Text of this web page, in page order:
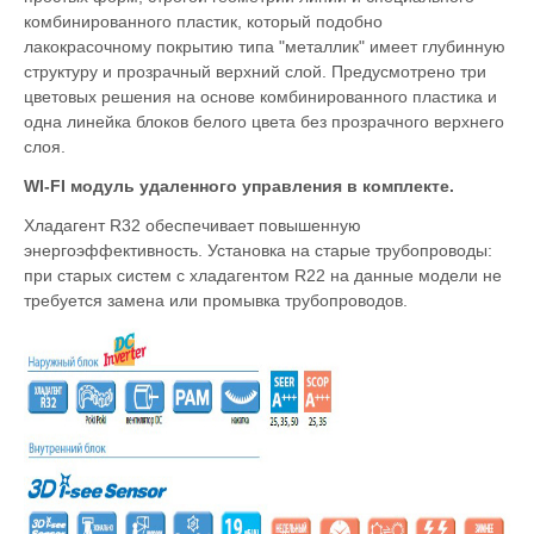
комбинированного пластик, который подобно
лакокрасочному покрытию типа "металлик" имеет глубинную
структуру и прозрачный верхний слой. Предусмотрено три
цветовых решения на основе комбинированного пластика и
одна линейка блоков белого цвета без прозрачного верхнего
слоя.
WI-FI модуль удаленного управления в комплекте.
Хладагент R32 обеспечивает повышенную
энергоэффективность. Установка на старые трубопроводы:
при старых систем с хладагентом R22 на данные модели не
требуется замена или промывка трубопроводов.